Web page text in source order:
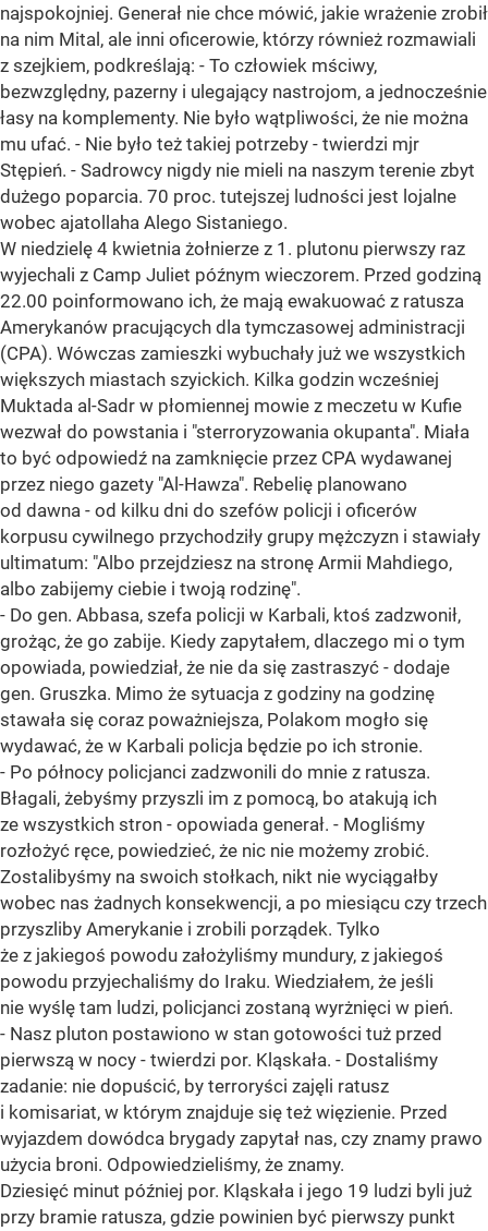
najspokojniej. Generał nie chce mówić, jakie wrażenie zrobił
na nim Mital, ale inni oficerowie, którzy również rozmawiali
z szejkiem, podkreślają: - To człowiek mściwy,
bezwzględny, pazerny i ulegający nastrojom, a jednocześnie
łasy na komplementy. Nie było wątpliwości, że nie można
mu ufać. - Nie było też takiej potrzeby - twierdzi mjr
Stępień. - Sadrowcy nigdy nie mieli na naszym terenie zbyt
dużego poparcia. 70 proc. tutejszej ludności jest lojalne
wobec ajatollaha Alego Sistaniego.
W niedzielę 4 kwietnia żołnierze z 1. plutonu pierwszy raz
wyjechali z Camp Juliet późnym wieczorem. Przed godziną
22.00 poinformowano ich, że mają ewakuować z ratusza
Amerykanów pracujących dla tymczasowej administracji
(CPA). Wówczas zamieszki wybuchały już we wszystkich
większych miastach szyickich. Kilka godzin wcześniej
Muktada al-Sadr w płomiennej mowie z meczetu w Kufie
wezwał do powstania i "sterroryzowania okupanta". Miała
to być odpowiedź na zamknięcie przez CPA wydawanej
przez niego gazety "Al-Hawza". Rebelię planowano
od dawna - od kilku dni do szefów policji i oficerów
korpusu cywilnego przychodziły grupy mężczyzn i stawiały
ultimatum: "Albo przejdziesz na stronę Armii Mahdiego,
albo zabijemy ciebie i twoją rodzinę".
- Do gen. Abbasa, szefa policji w Karbali, ktoś zadzwonił,
grożąc, że go zabije. Kiedy zapytałem, dlaczego mi o tym
opowiada, powiedział, że nie da się zastraszyć - dodaje
gen. Gruszka. Mimo że sytuacja z godziny na godzinę
stawała się coraz poważniejsza, Polakom mogło się
wydawać, że w Karbali policja będzie po ich stronie.
- Po północy policjanci zadzwonili do mnie z ratusza.
Błagali, żebyśmy przyszli im z pomocą, bo atakują ich
ze wszystkich stron - opowiada generał. - Mogliśmy
rozłożyć ręce, powiedzieć, że nic nie możemy zrobić.
Zostalibyśmy na swoich stołkach, nikt nie wyciągałby
wobec nas żadnych konsekwencji, a po miesiącu czy trzech
przyszliby Amerykanie i zrobili porządek. Tylko
że z jakiegoś powodu założyliśmy mundury, z jakiegoś
powodu przyjechaliśmy do Iraku. Wiedziałem, że jeśli
nie wyślę tam ludzi, policjanci zostaną wyrżnięci w pień.
- Nasz pluton postawiono w stan gotowości tuż przed
pierwszą w nocy - twierdzi por. Kląskała. - Dostaliśmy
zadanie: nie dopuścić, by terroryści zajęli ratusz
i komisariat, w którym znajduje się też więzienie. Przed
wyjazdem dowódca brygady zapytał nas, czy znamy prawo
użycia broni. Odpowiedzieliśmy, że znamy.
Dziesięć minut później por. Kląskała i jego 19 ludzi byli już
przy bramie ratusza, gdzie powinien być pierwszy punkt